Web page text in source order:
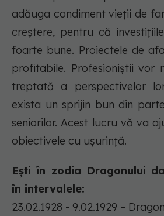
adăuga condiment vieții de
creștere, pentru că
foarte bune. Proiectele de
profitabile. Profesioniștii vor
treptată a perspectivelor
exista un sprijin bun din
seniorilor. Acest lucru vă va
obiectivele cu ușurință.
Ești în zodia Dragonului
în intervalele:
23.02.1928 - 9.02.1929 –